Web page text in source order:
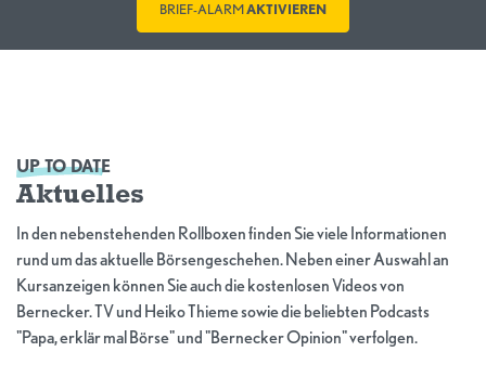
BRIEF-ALARMAKTIVIEREN
UP TO DATE
Aktuelles
In den nebenstehenden Rollboxen finden Sie viele Informationen
rund um das aktuelle Börsengeschehen. Neben einer Auswahl an
Kursanzeigen können Sie auch die kostenlosen Videos von
Bernecker. TV und Heiko Thieme sowie die beliebten Podcasts
"Papa, erklär mal Börse" und "Bernecker Opinion" verfolgen.